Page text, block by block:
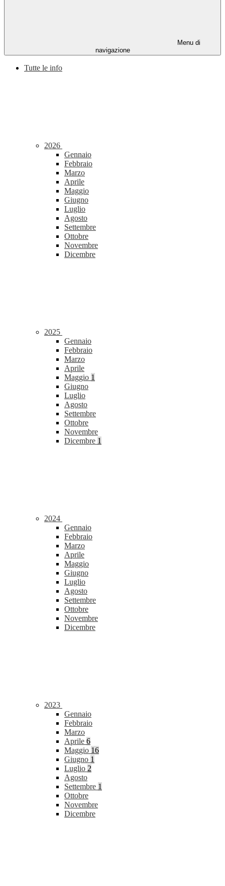
Menu di
navigazione
Tutte le info
2026
Gennaio
Febbraio
Marzo
Aprile
Maggio
Giugno
Luglio
Agosto
Settembre
Ottobre
Novembre
Dicembre
2025
Gennaio
Febbraio
Marzo
Aprile
Maggio 1
Giugno
Luglio
Agosto
Settembre
Ottobre
Novembre
Dicembre 1
2024
Gennaio
Febbraio
Marzo
Aprile
Maggio
Giugno
Luglio
Agosto
Settembre
Ottobre
Novembre
Dicembre
2023
Gennaio
Febbraio
Marzo
Aprile 6
Maggio 16
Giugno 1
Luglio 2
Agosto
Settembre 1
Ottobre
Novembre
Dicembre